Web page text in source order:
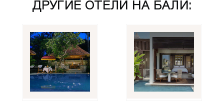
ДРУГИЕ ОТЕЛИ НА БАЛИ: